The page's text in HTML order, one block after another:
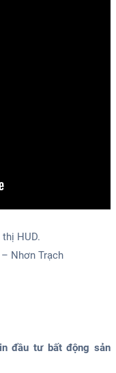
HUD.
Nhơn Trạch
đầu tư bất động sản